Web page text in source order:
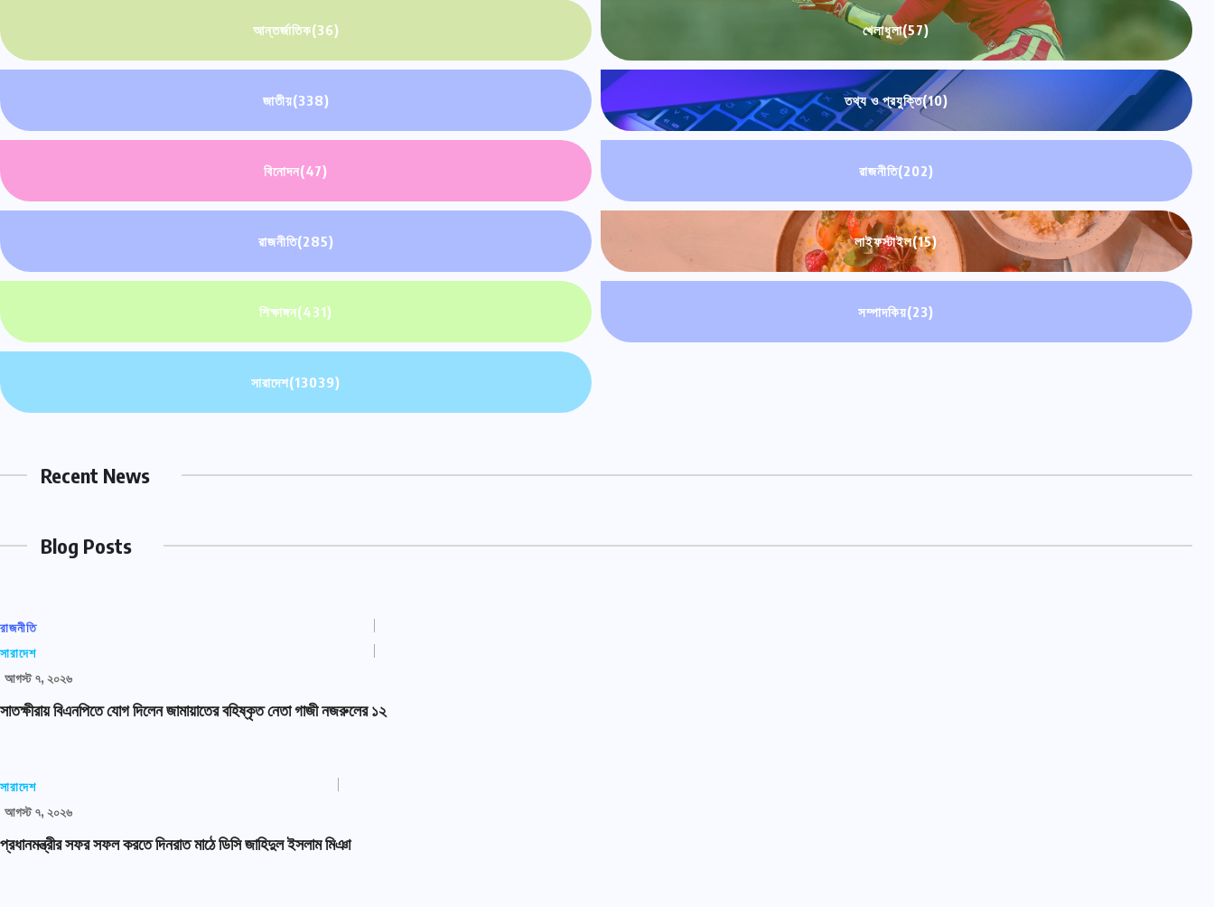
আন্তর্জাতিক(36) খেলাধুলা(57)
জাতীয়(338) তথ্য ও প্রযুক্তি(10)
বিনোদন(47) রাজনীতি(202)
রাজনীতি(285) লাইফস্টাইল(15)
শিক্ষাঙ্গন(431) সম্পাদকিয়(23)
সারাদেশ(13039)
Recent News
Blog Posts
রাজনীতি
সারাদেশ
আগস্ট ৭, ২০২৬
সাতক্ষীরায় বিএনপিতে যোগ দিলেন জামায়াতের বহিষ্কৃত নেতা গাজী নজরুলের ১২
সারাদেশ
আগস্ট ৭, ২০২৬
প্রধানমন্ত্রীর সফর সফল করতে দিনরাত মাঠে ডিসি জাহিদুল ইসলাম মিঞা